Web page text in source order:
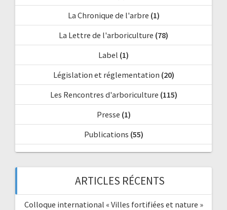
La Chronique de l'arbre (1)
La Lettre de l'arboriculture (78)
Label (1)
Législation et réglementation (20)
Les Rencontres d'arboriculture (115)
Presse (1)
Publications (55)
ARTICLES RÉCENTS
Colloque international « Villes fortifiées et nature »